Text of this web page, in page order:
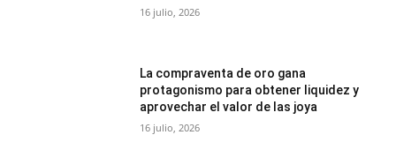
16 julio, 2026
La compraventa de oro gana
protagonismo para obtener liquidez y
aprovechar el valor de las joya
16 julio, 2026